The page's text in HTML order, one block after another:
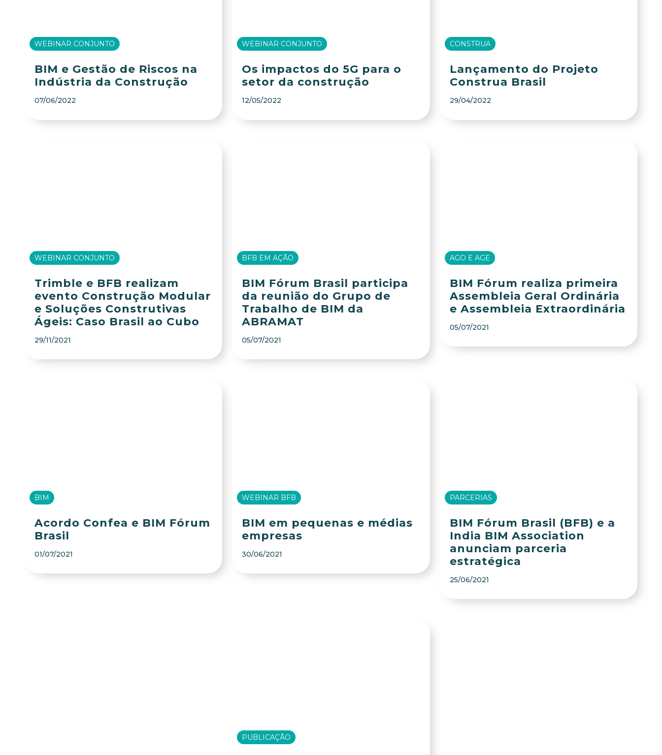
WEBINAR CONJUNTO
BIM e Gestão de Riscos na
Indústria da Construção
07/06/2022
WEBINAR CONJUNTO
Os impactos do 5G para o
setor da construção
12/05/2022
CONSTRUA
Lançamento do Projeto
Construa Brasil
29/04/2022
WEBINAR CONJUNTO
Trimble e BFB realizam
evento Construção Modular
e Soluções Construtivas
Ágeis: Caso Brasil ao Cubo
29/11/2021
BFB EM AÇÃO
BIM Fórum Brasil participa
da reunião do Grupo de
Trabalho de BIM da
ABRAMAT
05/07/2021
AGO E AGE
BIM Fórum realiza primeira
Assembleia Geral Ordinária
e Assembleia Extraordinária
05/07/2021
BIM
Acordo Confea e BIM Fórum
Brasil
01/07/2021
WEBINAR BFB
BIM em pequenas e médias
empresas
30/06/2021
PARCERIAS
BIM Fórum Brasil (BFB) e a
India BIM Association
anunciam parceria
estratégica
25/06/2021
PUBLICAÇÃO